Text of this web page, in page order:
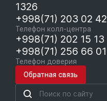
1326
+998(71) 203 02 42
Телефон колл-центра
+998(71) 202 15 13
+998(71) 256 66 01
Телефон доверия
Обратная связь